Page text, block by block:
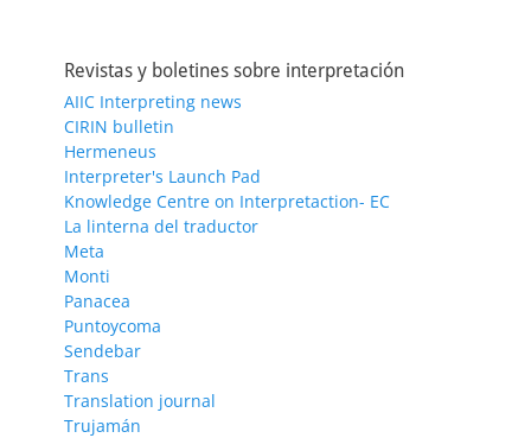
Revistas y boletines sobre interpretación
AIIC Interpreting news
CIRIN bulletin
Hermeneus
Interpreter's Launch Pad
Knowledge Centre on Interpretaction- EC
La linterna del traductor
Meta
Monti
Panacea
Puntoycoma
Sendebar
Trans
Translation journal
Trujamán